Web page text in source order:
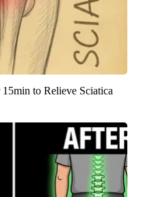
to Relieve Sciatica